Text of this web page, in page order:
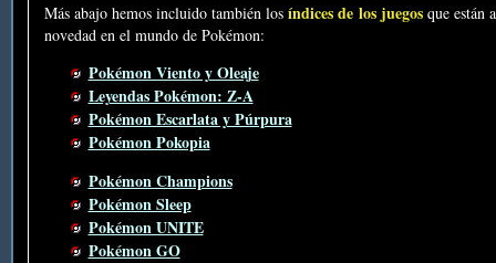
Más abajo hemos incluido también losíndices de los juegosque están
novedad en el mundo de Pokémon:
Pokémon Viento y Oleaje
Leyendas Pokémon: Z-A
Pokémon Escarlata y Púrpura
Pokémon Pokopia
Pokémon Champions
Pokémon Sleep
Pokémon UNITE
Pokémon GO